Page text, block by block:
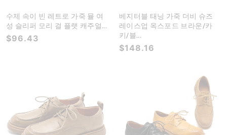
수제 속이 빈 레트로 가죽 뮬 여
성 슬리퍼 모리 걸 플랫 캐주얼...
$96.43
베지터블 태닝 가죽 더비 슈즈
레이스업 옥스포드 브라운/카
키/블...
$148.16